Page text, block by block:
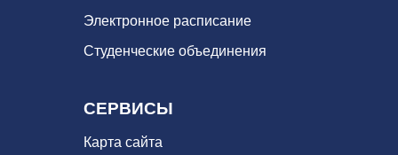
Электронное расписание
Студенческие объединения
СЕРВИСЫ
Карта сайта